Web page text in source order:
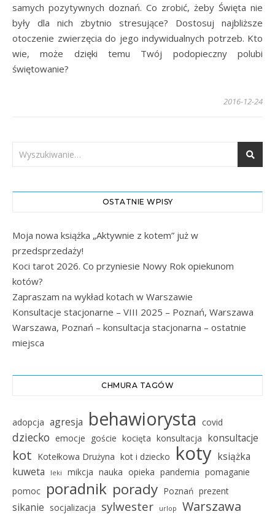
samych pozytywnych doznań. Co zrobić, żeby Święta nie
były dla nich zbytnio stresujące? Dostosuj najbliższe
otoczenie zwierzęcia do jego indywidualnych potrzeb. Kto
wie, może dzięki temu Twój podopieczny polubi
świętowanie?
2016-12-24
OSTATNIE WPISY
Moja nowa książka „Aktywnie z kotem” już w
przedsprzedaży!
Koci tarot 2026. Co przyniesie Nowy Rok opiekunom
kotów?
Zapraszam na wykład kotach w Warszawie
Konsultacje stacjonarne – VIII 2025 – Poznań, Warszawa
Warszawa, Poznań – konsultacja stacjonarna – ostatnie
miejsca
CHMURA TAGÓW
adopcja agresja behawiorysta covid
dziecko emocje goście kocięta konsultacja konsultacje
kot Kotełkowa Drużyna kot i dziecko koty książka
kuweta
leki mikcja nauka opieka pandemia pomaganie
pomoc poradnik porady Poznań prezent
sikanie socjalizacja sylwester urlop Warszawa